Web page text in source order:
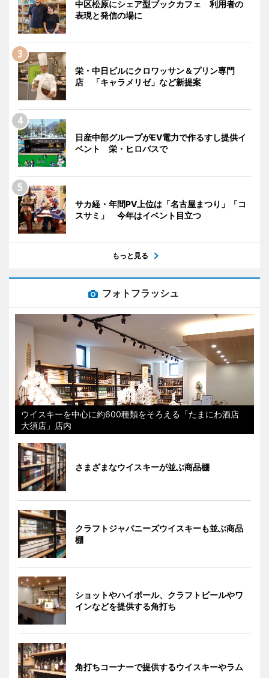
中区松原にシェア型ブックカフェ 利用者の
表現と発信の場に
栄・中日ビルにクロワッサン＆プリン専門
店 「キャラメリゼ」など新提案
日産中部グループがEV電力で作るすし提供イ
ベント 栄・ヒロバスで
サカ経・年間PV上位は「名古屋まつり」「コ
スサミ」 今年はイベント目立つ
もっと見る
フォトフラッシュ
ウイスキーを中心に約600種類をそろえる「たまにわ酒店
大須店」店内
さまざまなウイスキーが並ぶ商品棚
クラフトジャパニーズウイスキーも並ぶ商品
棚
ショットやハイボール、クラフトビールやワ
インなどを提供する角打ち
角打ちコーナーで提供するウイスキーやラム